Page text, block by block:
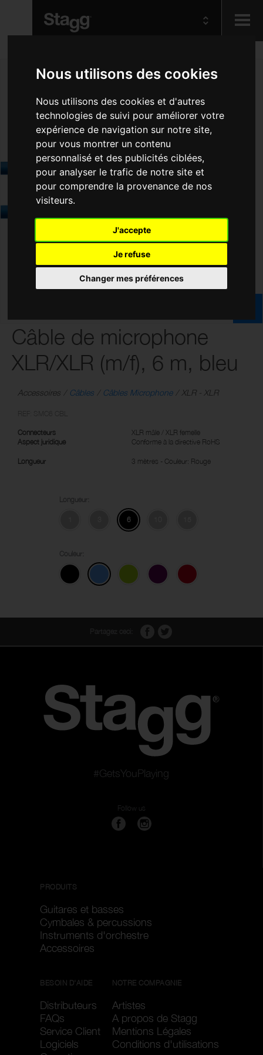
Nous utilisons des cookies
Nous utilisons des cookies et d'autres
technologies de suivi pour améliorer votre
expérience de navigation sur notre site,
pour vous montrer un contenu
personnalisé et des publicités ciblées,
pour analyser le trafic de notre site et
pour comprendre la provenance de nos
visiteurs.
J'accepte
Je refuse
Changer mes préférences
Audio &
Lighting
Câble de microphone
XLR/XLR (m/f), 6 m, bleu
Accessoires Câbles Câbles Microphone XLR - XLR
Connecteurs
XLR mâle / XLR femelle
Aspect juridique
Conforme à la directive RoHS
Longueur 3 mètres - Couleur: Rouge
6
#GetsYouPlaying
Follow us
PRODUITS
Guitares et basses
Cymbales & percussions
Instruments d'orchestre
Accessoires
BESOIN D'AIDE
Distributeurs
FAQs
Service Client
Logiciels
NOTRE COMPAGNIE
Artistes
A propos de Stagg
Mentions Légales
Conditions d'utilisations